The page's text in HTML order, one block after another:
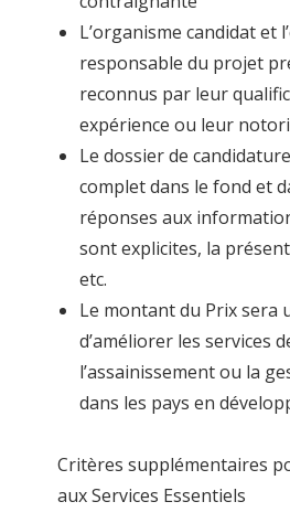
L’organisme candidat et
responsable du projet
reconnus par leur
expérience ou leur
Le dossier de
complet dans le fond et
réponses aux
sont explicites, la
etc.
Le montant du Prix sera
d’améliorer les services
l’assainissement ou la
dans les pays en
Critères supplémentaires
aux Services Essentiels